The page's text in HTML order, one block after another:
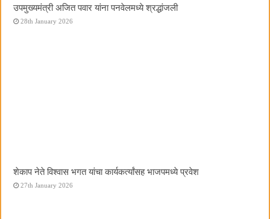
उपमुख्यमंत्री अजित पवार यांना पनवेलमध्ये श्रद्धांजली
28th January 2026
शेकाप नेते विश्वास भगत यांचा कार्यकर्त्यांसह भाजपमध्ये प्रवेश
27th January 2026